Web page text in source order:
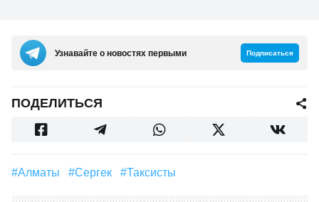
Узнавайте о новостях первыми Подписаться
ПОДЕЛИТЬСЯ
#Алматы #Сергек #Таксисты